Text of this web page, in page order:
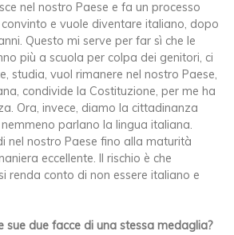
nel nostro Paese e fa un processo
e vuole diventare italiano, dopo
Questo mi serve per far sì che le
più a scuola per colpa dei genitori, ci
studia, vuol rimanere nel nostro Paese,
condivide la Costituzione, per me ha
Ora, invece, diamo la cittadinanza
parlano la lingua italiana.
nel nostro Paese fino alla maturità
eccellente. Il rischio è che
renda conto di non essere italiano e
sue due facce di una stessa medaglia?